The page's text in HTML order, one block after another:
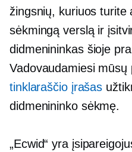
žingsnių, kuriuos turite
sėkmingą verslą ir
didmenininkas šioje
Vadovaudamiesi
tinklaraščio įrašas
didmenininko sėkmę.
„Ecwid“ yra